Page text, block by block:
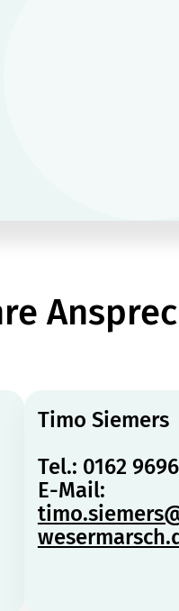
Timo Siemers
Tel.: 0162
E-Mail: